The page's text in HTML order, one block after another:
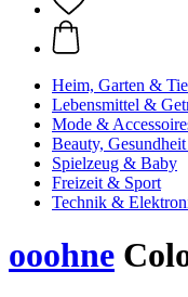
Heim, Garten &
Lebensmittel &
Mode &
Beauty,
Spielzeug & Baby
Freizeit & Sport
Technik &
ooohne